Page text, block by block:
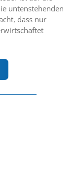
untenstehenden
dass nur